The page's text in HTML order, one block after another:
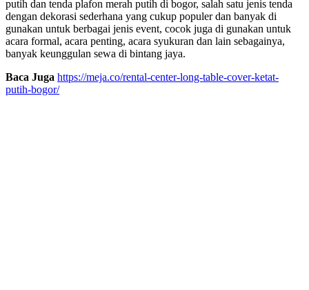
putih dan tenda plafon merah putih di bogor, salah satu jenis tenda
dengan dekorasi sederhana yang cukup populer dan banyak di
gunakan untuk berbagai jenis event, cocok juga di gunakan untuk
acara formal, acara penting, acara syukuran dan lain sebagainya,
banyak keunggulan sewa di bintang jaya.
Baca Juga https://meja.co/rental-center-long-table-cover-ketat-
putih-bogor/